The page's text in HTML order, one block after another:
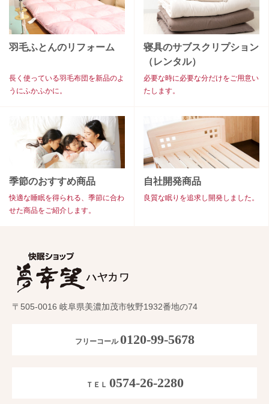
羽毛ふとんのリフォーム
長く使っている羽毛布団を新品のよ
うにふかふかに。
寝具のサブスクリプション
（レンタル）
必要な時に必要な分だけをご用意い
たします。
季節のおすすめ商品
快適な睡眠を得られる、季節に合わ
せた商品をご紹介します。
自社開発商品
良質な眠りを追求し開発しました。
〒505-0016 岐阜県美濃加茂市牧野1932番地の74
フリーコール0120-99-5678
ＴＥＬ 0574-26-2280